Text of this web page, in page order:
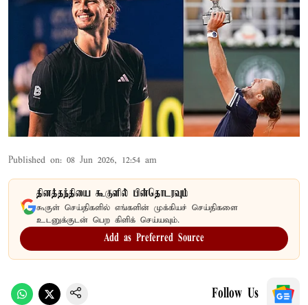
Published on: 08 Jun 2026, 12:54 am
தினத்தந்தியை கூகுளில் பின்தொடரவும்
கூகுள் செய்திகளில் எங்களின் முக்கியச் செய்திகளை
உடனுக்குடன் பெற கிளிக் செய்யவும்.
Add as Preferred Source
Follow Us